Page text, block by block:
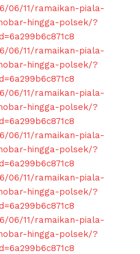
Week
PRO
06/11/ramaikan-piala-
hingga-polsek/?
06/11/ramaikan-piala-
hingga-polsek/?
06/11/ramaikan-piala-
hingga-polsek/?
06/11/ramaikan-piala-
hingga-polsek/?
06/11/ramaikan-piala-
hingga-polsek/?
06/11/ramaikan-piala-
hingga-polsek/?